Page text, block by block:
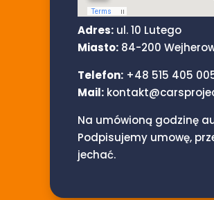
Adres: ul. 10 Lutego
Miasto: 84-200
Telefon: +48 515 405
Mail:
Na umówioną godzinę
Podpisujemy umowę,
jechać.